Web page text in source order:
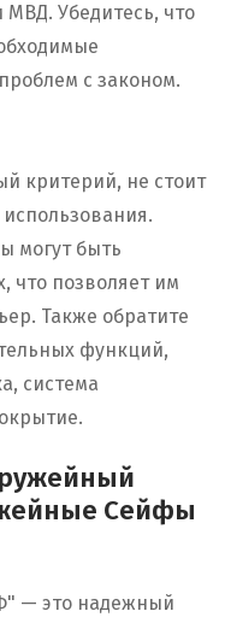
Убедитесь, что
с законом.
критерий, не стоит
могут быть
что позволяет им
Также обратите
функций,
система
Сейфы
— это надежный